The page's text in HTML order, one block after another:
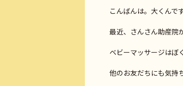
こんばんは。大くんで
最近、さんさん助産院
ベビーマッサージはぼ
他のお友だちにも気持